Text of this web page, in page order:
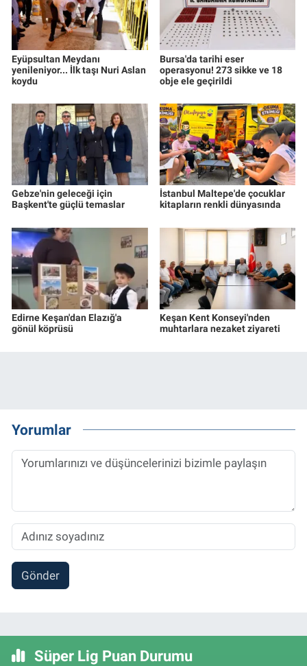
Eyüpsultan Meydanı
yenileniyor... İlk taşı Nuri Aslan
koydu
Bursa'da tarihi eser
operasyonu! 273 sikke ve 18
obje ele geçirildi
Gebze'nin geleceği için
Başkent'te güçlü temaslar
İstanbul Maltepe'de çocuklar
kitapların renkli dünyasında
Edirne Keşan'dan Elazığ'a
gönül köprüsü
Keşan Kent Konseyi'nden
muhtarlara nezaket ziyareti
Yorumlar
Gönder
Süper Lig Puan Durumu